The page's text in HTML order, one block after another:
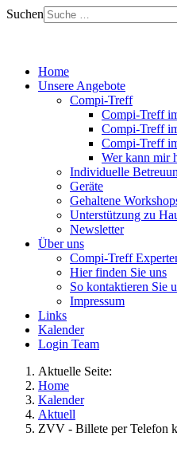
Suchen
Home
Unsere Angebote
Compi-Treff
Compi-Treff
Compi-Treff
Compi-Treff
Wer kann mir
Individuelle
Geräte
Gehaltene
Unterstützung zu
Newsletter
Über uns
Compi-Treff
Hier finden Sie uns
So kontaktieren Sie
Impressum
Links
Kalender
Login Team
Aktuelle Seite:
Home
Kalender
Aktuell
ZVV - Billete per Telefon